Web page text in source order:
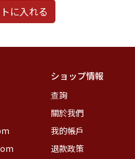
に入れる
ショップ情報
查詢
關於我們
我的帳戶
退款政策